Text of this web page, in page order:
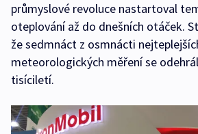
průmyslové revoluce nastartoval
oteplování až do dnešních otáček.
že sedmnáct z osmnácti
meteorologických měření se
tisíciletí.